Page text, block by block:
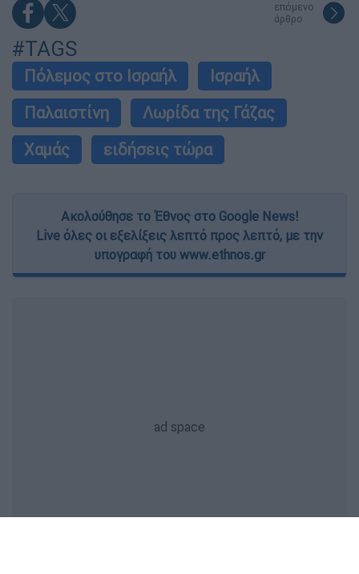
επόμενο
άρθρο
#TAGS
Πόλεμος στο Ισραήλ
Ισραήλ
Παλαιστίνη
Λωρίδα της Γάζας
Χαμάς
ειδήσεις τώρα
Ακολούθησε το Έθνος στο Google News!
Live όλες οι εξελίξεις λεπτό προς λεπτό, με την
υπογραφή του www.ethnos.gr